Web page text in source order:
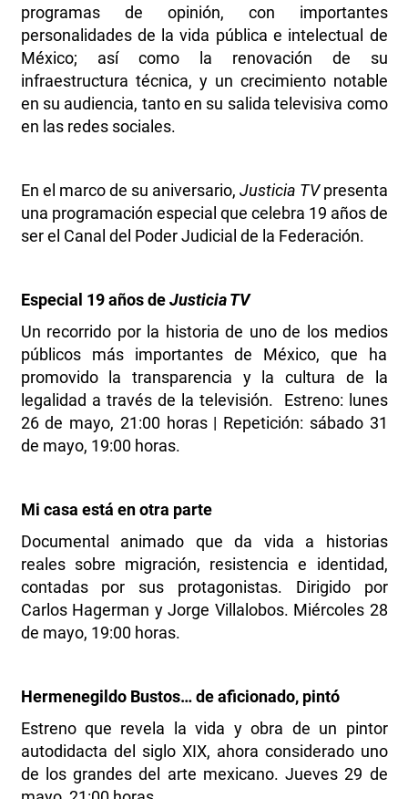
programas de opinión, con importantes
personalidades de la vida pública e intelectual de
México; así como la renovación de su
infraestructura técnica, y un crecimiento notable
en su audiencia, tanto en su salida televisiva como
en las redes sociales.
En el marco de su aniversario, Justicia TVpresenta
una programación especial que celebra 19 años de
ser el Canal del Poder Judicial de la Federación.
Especial 19 años deJusticia TV
Un recorrido por la historia de uno de los medios
públicos más importantes de México, que ha
promovido la transparencia y la cultura de la
legalidad a través de la televisión. Estreno: lunes
26 de mayo, 21:00 horas | Repetición: sábado 31
de mayo, 19:00 horas.
Mi casa está en otra parte
Documental animado que da vida a historias
reales sobre migración, resistencia e identidad,
contadas por sus protagonistas. Dirigido por
Carlos Hagerman y Jorge Villalobos. Miércoles 28
de mayo, 19:00 horas.
Hermenegildo Bustos… de aficionado, pintó
Estreno que revela la vida y obra de un pintor
autodidacta del siglo XIX, ahora considerado uno
de los grandes del arte mexicano. Jueves 29 de